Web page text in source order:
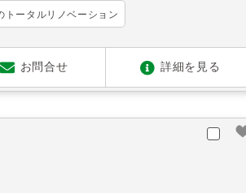
トータルリノベーション
お問合せ 詳細を見る